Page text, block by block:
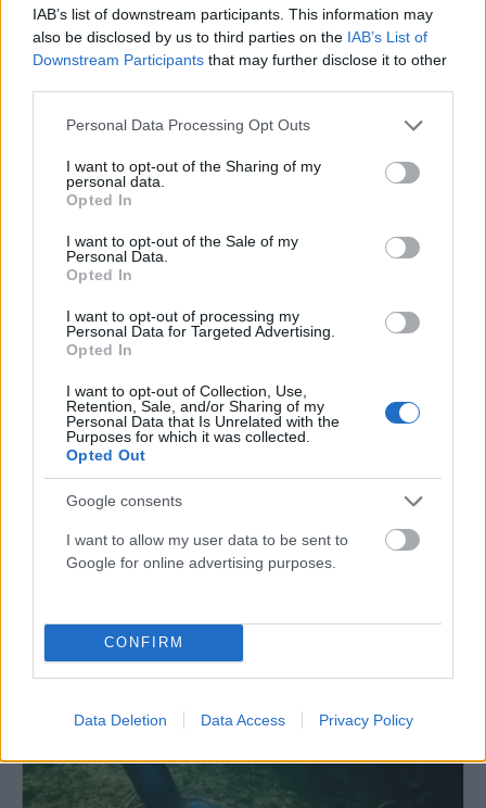
IAB’s list of downstream participants. This information may
also be disclosed by us to third parties on the IAB’s List of
Downstream Participants that may further disclose it to other
Please note that this website/app uses one or more Google
not limited to your visit or usage behaviour. You may click to
grant or deny consent to Google and its third-party tags to
use your data for below specified purposes in below Google
consent section.
Personal Data Processing Opt Outs
I want to opt-out of the Sharing of my
personal data.
Opted In
I want to opt-out of the Sale of my
Personal Data.
Opted In
I want to opt-out of processing my
Personal Data for Targeted Advertising.
Opted In
I want to opt-out of Collection, Use,
Retention, Sale, and/or Sharing of my
Personal Data that Is Unrelated with the
Purposes for which it was collected.
Opted Out
Google consents
I want to allow my user data to be sent to
Google for online advertising purposes.
CONFIRM
Data Deletion Data Access Privacy Policy
Συναγερμός για τον Έμπολα: Πάνω από 4.000
κρούσματα στο Κονγκό – Φόβοι για πιθανή μετάλλαξη
του ιού
ΑΝΑΡΤΗΘΗΚΕ ΑΠΟΣΤΈΛΛΑ ΛΊΤΑΙΝΑ